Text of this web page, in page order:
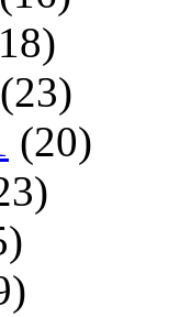
(23)
(20)